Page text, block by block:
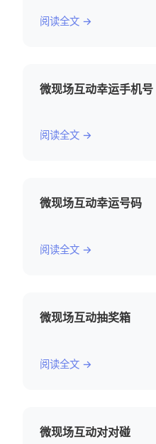
阅读全文 →
微现场互动幸运手机号
阅读全文 →
微现场互动幸运号码
阅读全文 →
微现场互动抽奖箱
阅读全文 →
微现场互动对对碰